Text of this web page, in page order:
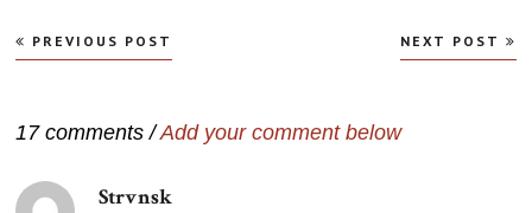
Navegação
de
PREVIOUS POST NEXT POST
17 comments /Add your comment below
Strvnsk